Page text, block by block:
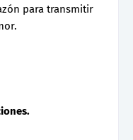
para transmitir